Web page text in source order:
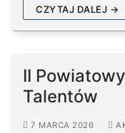
CZYTAJ DALEJ →
II
Talentów
7 MARCA 2026